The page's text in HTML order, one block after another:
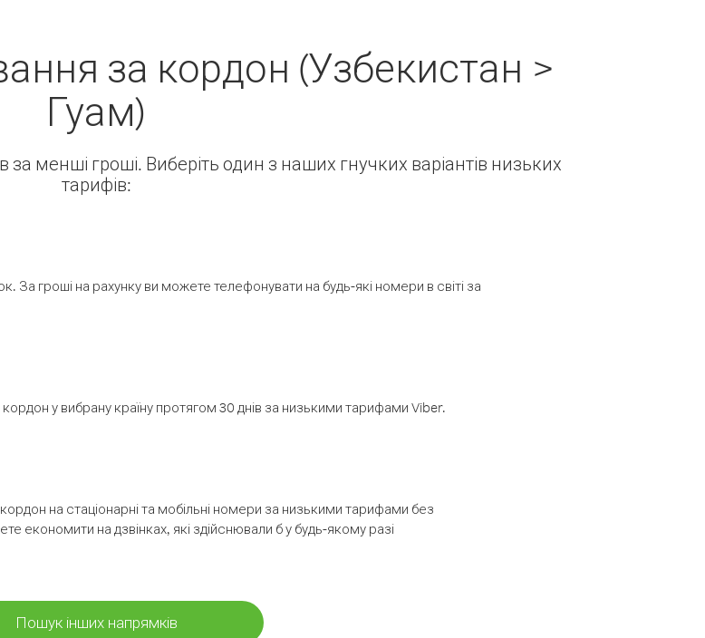
за кордон (Узбекистан >
Гуам)
менші гроші. Виберіть один з наших гнучких варіантів низьких
тарифів:
гроші на рахунку ви можете телефонувати на будь-які номери в світі за
у вибрану країну протягом 30 днів за низькими тарифами Viber.
на стаціонарні та мобільні номери за низькими тарифами без
економити на дзвінках, які здійснювали б у будь-якому разі
Пошук інших напрямків